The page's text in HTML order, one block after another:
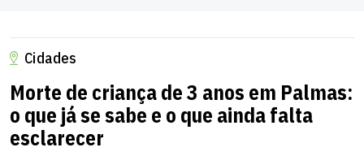
Cidades
Morte de criança de 3 anos em Palmas:
o que já se sabe e o que ainda falta
esclarecer